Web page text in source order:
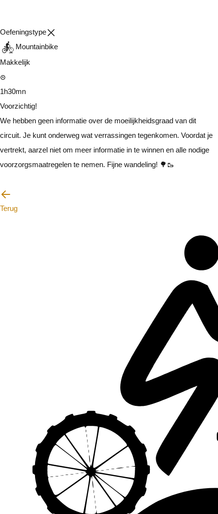
Oefeningstype
Mountainbike
Makkelijk
1h30mn
Voorzichtig!
We hebben geen informatie over de moeilijkheidsgraad van dit
circuit. Je kunt onderweg wat verrassingen tegenkomen. Voordat je
vertrekt, aarzel niet om meer informatie in te winnen en alle nodige
voorzorgsmaatregelen te nemen. Fijne wandeling! 🌳🥾
Terug